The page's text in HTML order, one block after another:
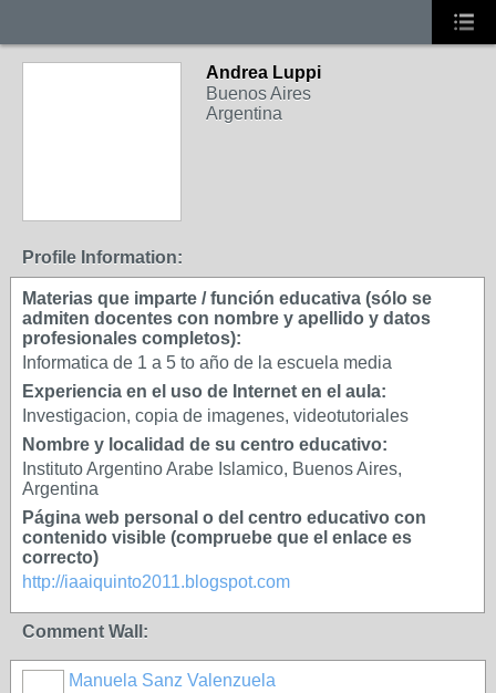
Andrea Luppi
Buenos Aires
Argentina
Profile Information:
Materias que imparte / función educativa (sólo se
admiten docentes con nombre y apellido y datos
profesionales completos):
Informatica de 1 a 5 to año de la escuela media
Experiencia en el uso de Internet en el aula:
Investigacion, copia de imagenes, videotutoriales
Nombre y localidad de su centro educativo:
Instituto Argentino Arabe Islamico, Buenos Aires,
Argentina
Página web personal o del centro educativo con
contenido visible (compruebe que el enlace es
correcto)
http://iaaiquinto2011.blogspot.com
Comment Wall:
Manuela Sanz Valenzuela